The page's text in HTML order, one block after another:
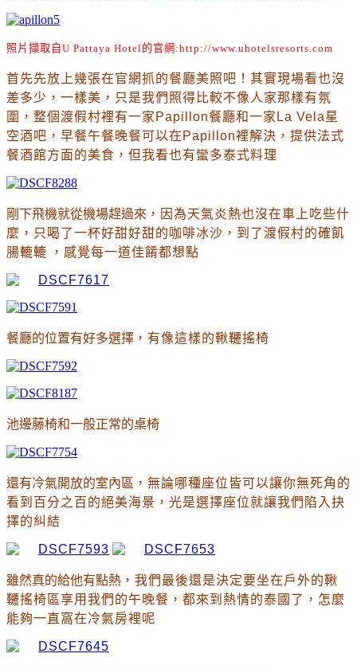
照片擷取自U Pattaya Hotel的官網:http://www.uhotelsresorts.com
首先先放上幾張在官網抓的餐廳美照吧 ！其實現場看也沒
差多少 ，一樣美 ，只是我們照得比較不像人家那樣有氛
圍 ，整個渡假村裡有一家Papillon餐廳和一家La Vela星
空酒吧 ，早餐午餐晚餐可以在 Papillon裡解決 ，提供法式
餐酒館方面的美食 ，但我看也有蠻多泰式料理
剛下飛機就從機場趕過來 ， 因為天氣炎熱也沒在車上吃些什
麼 ，只喝了一杯好甜好甜的咖啡冰沙 ，到了渡假村的確飢
腸轆轆
，感覺每一道佳餚都想點
餐廳的位置有好多選擇 ，有像這樣的鞦韆搖椅
池邊藤椅和一般正常的桌椅
還有冷氣開放的室內區 ，無論哪種座位皆可以讓你無死角的
看到百分之百的絕美海景 ，光是選擇座位就讓我們陷入抉
擇的糾結
雖然真的給他有點熱 ，我們最後還是決定要坐在戶外的鞦
韆搖椅區享用我們的午晚餐 ，都來到熱情的泰國了 ，怎麼
能夠一直窩在冷氣房裡呢